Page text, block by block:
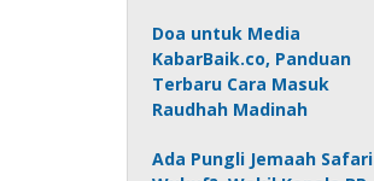
Doa untuk Media
KabarBaik.co, Panduan
Terbaru Cara Masuk
Raudhah Madinah
Ada Pungli Jemaah Safari